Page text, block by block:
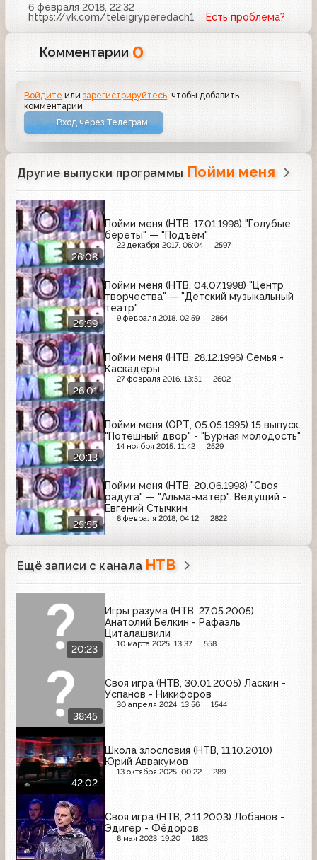
6 февраля 2018, 22:32
https://vk.com/teleigryperedach1
Есть проблема?
Комментарии 0
Войдите илизарегистрируйтесь , чтобы добавить
комментарий
Вход через Телеграм
Другие выпуски программы Пойми меня
26:08
Пойми меня (НТВ, 17.01.1998) "Голубые
береты" — "Подъём"
22 декабря 2017, 06:04 2597
25:59
Пойми меня (НТВ, 04.07.1998) "Центр
творчества" — "Детский музыкальный
театр"
9 февраля 2018, 02:59 2864
26:01
Пойми меня (НТВ, 28.12.1996) Семья -
Каскадеры
27 февраля 2016, 13:51 2602
20:13
Пойми меня (ОРТ, 05.05.1995) 15 выпуск.
"Потешный двор" - "Бурная молодость"
14 ноября 2015, 11:42 2529
25:55
Пойми меня (НТВ, 20.06.1998) "Своя
радуга" — "Альма-матер". Ведущий -
Евгений Стычкин
8 февраля 2018, 04:12 2822
Ещё записи с канала НТВ
20:23
Игры разума (НТВ, 27.05.2005)
Анатолий Белкин - Рафаэль
Циталашвили
10 марта 2025, 13:37 558
38:45
Своя игра (НТВ, 30.01.2005) Ласкин -
Успанов - Никифоров
30 апреля 2024, 13:56 1544
42:02
Школа злословия (НТВ, 11.10.2010)
Юрий Аввакумов
13 октября 2025, 00:22 289
Своя игра (НТВ, 2.11.2003) Лобанов -
Эдигер - Фёдоров
8 мая 2023, 19:20 1823